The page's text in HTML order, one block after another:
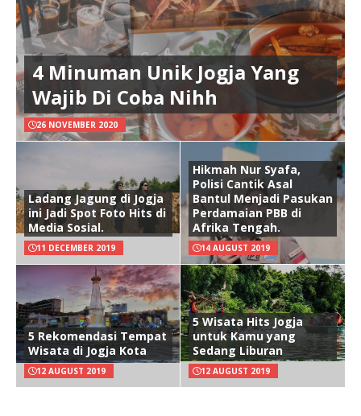
4 Minuman Unik Jogja Yang
Wajib Di Coba Nihh
26 NOVEMBER 2020
Ladang Jagung di Jogja
ini Jadi Spot Foto Hits di
Media Sosial.
11 DECEMBER 2019
Hikmah Nur Syafa,
Polisi Cantik Asal
Bantul Menjadi Pasukan
Perdamaian PBB di
Afrika Tengah.
14 AUGUST 2019
5 Rekomendasi Tempat
Wisata di Jogja Kota
12 AUGUST 2019
5 Wisata Hits Jogja
untuk Kamu yang
Sedang Liburan
12 AUGUST 2019